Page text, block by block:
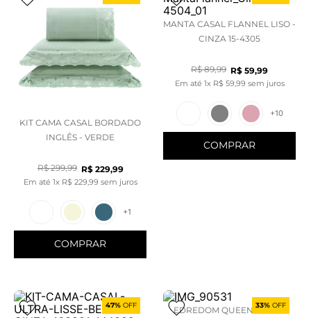
KIT CAMA CASAL BORDADO
INGLÊS - VERDE
R$ 299,99 R$ 229,99
Em até 1x R$ 229 99 sem juros
+1
COMPRAR
MANTA CASAL FLANNEL LISO -
CINZA 15-4305
R$ 89,99 R$ 59,99
Em até 1x R$ 59 99 sem juros
+10
COMPRAR
47% OFF 33% OFF
EDREDOM QUEEN PLUSH